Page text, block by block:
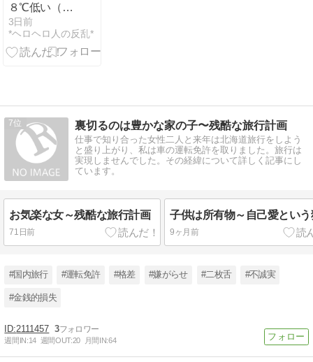
８℃低い（湿
度は高い）
3日前
*ヘロヘロ人の反乱*
7 裏切るのは豊かな家の子〜残酷な旅行計画
仕事で知り合った女性二人と来年は北海道旅行をしよう
と盛り上がり、私は車の運転免許を取りました。旅行は
実現しませんでした。その経緯について詳しく記事にし
ています。
お気楽な女～残酷な旅行計画
71日前
子供は所有物～自己愛とい
9ヶ月前
#国内旅行 #運転免許 #格差 #嫌がらせ #二枚舌 #不誠実
#金銭的損失
2111457 3
週間IN:14 週間OUT:20 月間IN:64